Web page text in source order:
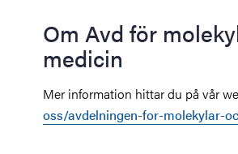
och traditioner
Om Avd för
medicin
Mer information hittar du på vår
oss/avdelningen-for-molekylar-